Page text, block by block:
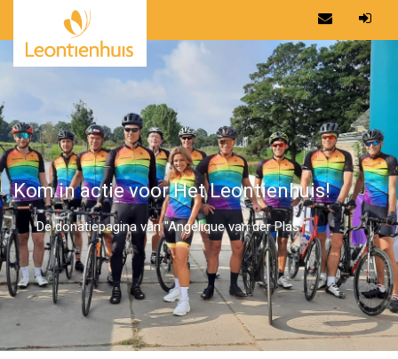
Kom in actie voor Het Leontienhuis!
De donatiepagina van "Angelique van der Plas "